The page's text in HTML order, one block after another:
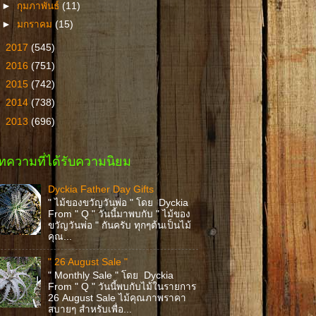
►กุมภาพันธ์ (11)
►มกราคม(15)
2017 (545)
2016 (751)
2015 (742)
2014 (738)
2013 (696)
ความที่ได้รับความนิยม
Dyckia Father Day Gifts
" ไม้ของขวัญวันพ่อ " โดย Dyckia
From " Q " วันนี้มาพบกับ " ไม้ของ
ขวัญวันพ่อ " กันครับ ทุกๆต้นเป็นไม้
คุณ...
" 26 August Sale "
" Monthly Sale " โดย Dyckia
From " Q " วันนี้พบกับไม้ในรายการ
26 August Sale ไม้คุณภาพราคา
สบายๆ สำหรับเพื่อ...